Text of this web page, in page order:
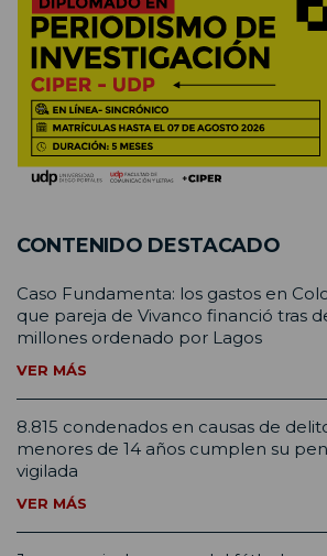
CONTENIDO DESTACADO
Caso Fundamenta: los gastos en
que pareja de Vivanco financió tras
millones ordenado por Lagos
VER MÁS
8.815 condenados en causas de
menores de 14 años cumplen su
vigilada
VER MÁS